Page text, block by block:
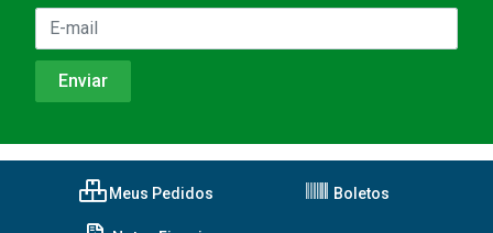
Meus Pedidos Boletos